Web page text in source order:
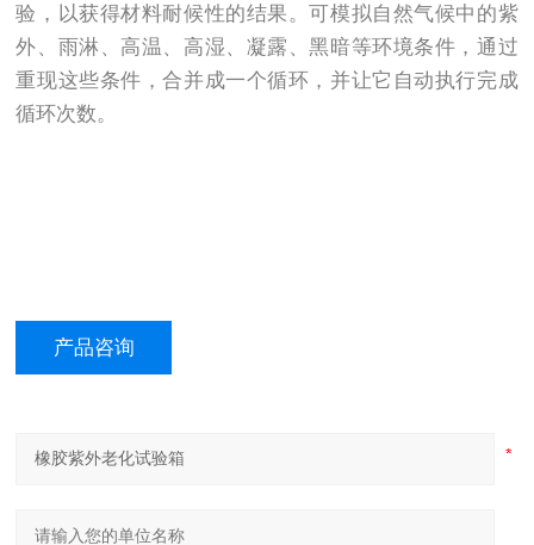
验，以获得材料耐候性的结果。可模拟自然气候中的紫
外、雨淋、高温、高湿、凝露、黑暗等环境条件，通过
重现这些条件，合并成一个循环，并让它自动执行完成
循环次数。
产品咨询